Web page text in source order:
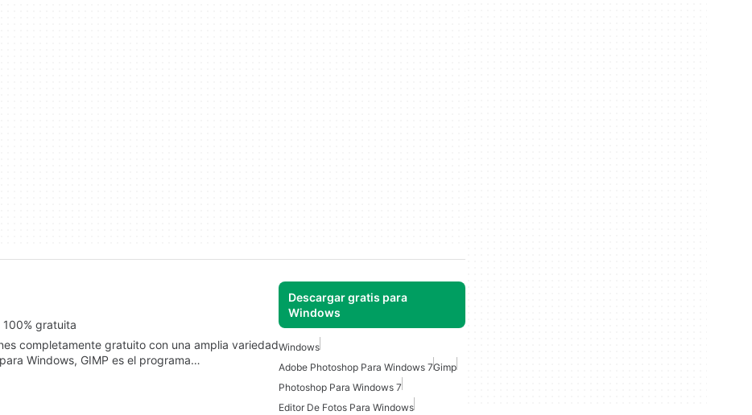
gratuita
Descargar gratis para
Windows
completamente gratuito con una amplia variedad
Windows, GIMP es el programa…
Windows
Adobe Photoshop Para Windows 7Gimp
Photoshop Para Windows 7
Editor De Fotos Para Windows